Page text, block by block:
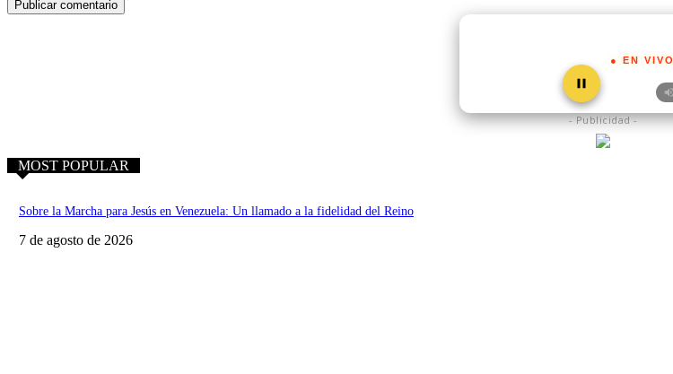
● EN VIVO
- Publicidad -
MOST POPULAR
Sobre la Marcha para Jesús en Venezuela: Un llamado a la fidelidad del Reino
7 de agosto de 2026